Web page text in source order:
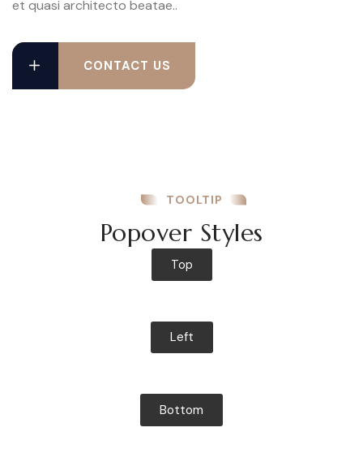
et quasi architecto beatae..
CONTACT US
TOOLTIP
Popover Styles
Top
Left
Bottom